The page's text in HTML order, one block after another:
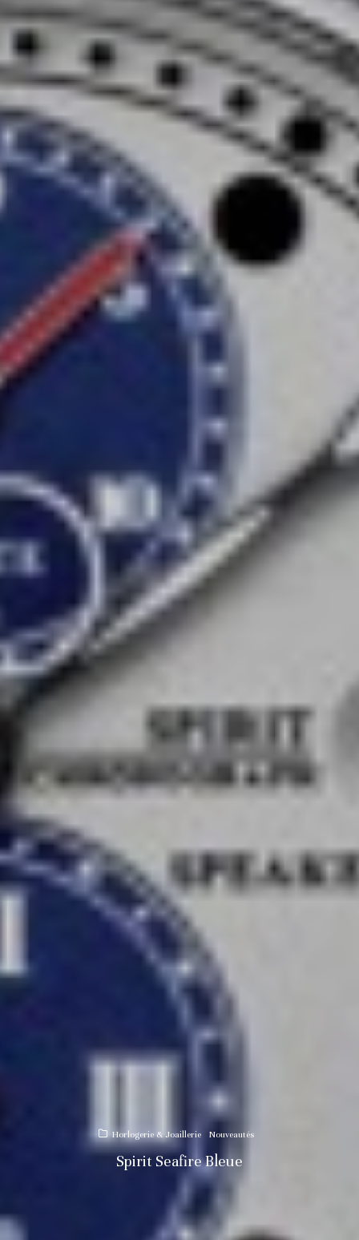
Horlogerie & Joaillerie Nouveautés
Spirit Seafire Bleue